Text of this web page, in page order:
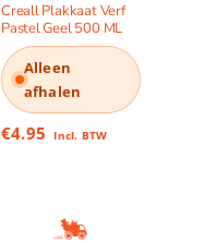
Creall Plakkaat Verf
Pastel Geel 500 ML
Alleen
afhalen
€4.95 Incl. BTW